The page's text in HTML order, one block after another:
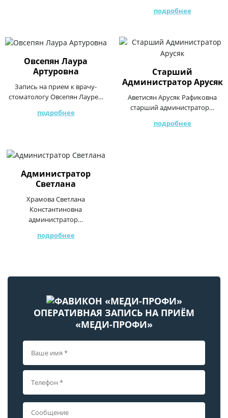
подробнее
Овсепян Лаура
Артуровна
Запись на прием к врачу-
стоматологу Овсепян Лауре…
подробнее
Старший
Администратор Арусяк
Аветисян Арусяк Рафиковна
старший администратор…
подробнее
Администратор
Светлана
Храмова Светлана
Константиновна
администратор…
подробнее
ОПЕРАТИВНАЯ ЗАПИСЬ НА ПРИЁМ
«МЕДИ-ПРОФИ»